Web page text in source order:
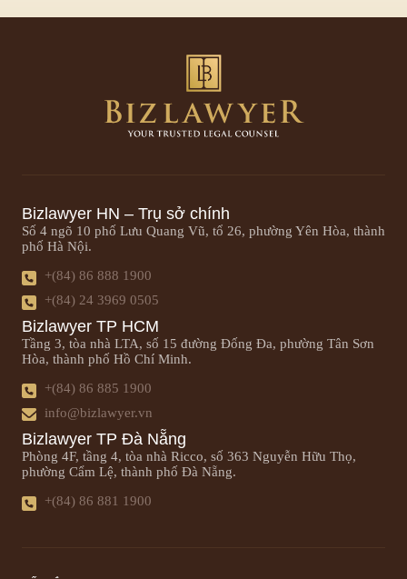
Bizlawyer HN – Trụ sở chính
Số 4 ngõ 10 phố Lưu Quang Vũ, tổ 26, phường Yên Hòa, thành
phố Hà Nội.
+(84) 86 888 1900
+(84) 24 3969 0505
Bizlawyer TP HCM
Tầng 3, tòa nhà LTA, số 15 đường Đống Đa, phường Tân Sơn
Hòa, thành phố Hồ Chí Minh.
+(84) 86 885 1900
info@bizlawyer.vn
Bizlawyer TP Đà Nẵng
Phòng 4F, tầng 4, tòa nhà Ricco, số 363 Nguyễn Hữu Thọ,
phường Cẩm Lệ, thành phố Đà Nẵng.
+(84) 86 881 1900